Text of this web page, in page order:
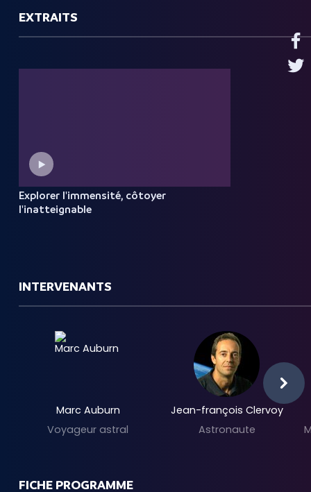
EXTRAITS
Explorer l'immensité, côtoyer
l'inatteignable
INTERVENANTS
Marc Auburn
Voyageur astral
Jean-françois Clervoy
Astronaute
FICHE PROGRAMME